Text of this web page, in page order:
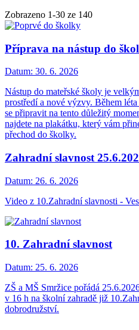
Zobrazeno 1-30 ze 140
Příprava na nástup do
Datum: 30. 6. 2026
Nástup do mateřské školy je
prostředí a nové výzvy. Během
se připravit na tento důležitý
najdete na plakátku, který vám
přechod do školky.
Zahradní slavnost
Datum: 26. 6. 2026
Video z 10.Zahradní slavnosti -
10. Zahradní slavnost
Datum: 25. 6. 2026
ZŠ a MŠ Smržice pořádá
v 16 h na školní zahradě již
dobrodružství.